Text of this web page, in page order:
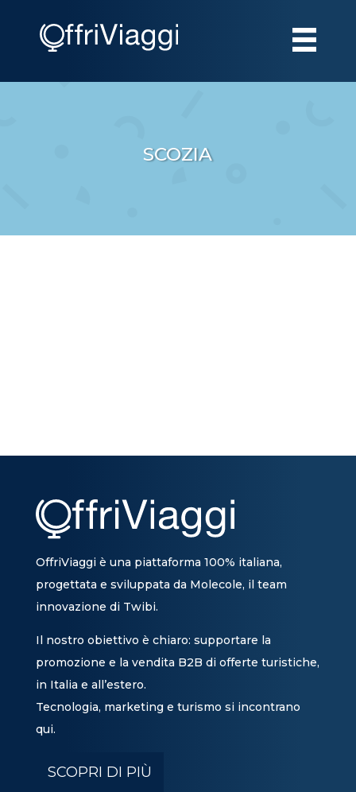
SCOZIA
OffriViaggi è una piattaforma 100% italiana,
progettata e sviluppata da Molecole, il team
innovazione di Twibi.
Il nostro obiettivo è chiaro: supportare la
promozione e la vendita B2B di offerte turistiche,
in Italia e all’estero.
Tecnologia, marketing e turismo si incontrano
qui.
SCOPRI DI PIÙ